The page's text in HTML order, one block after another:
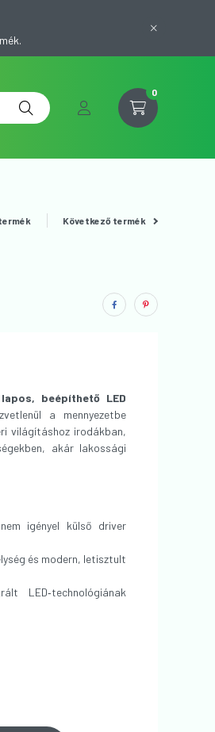
0
Következő termék
lapos, beépíthető LED
a mennyezetbe
világításhoz irodákban,
akár lakossági
igényel külső driver
és modern, letisztult
LED‑technológiának